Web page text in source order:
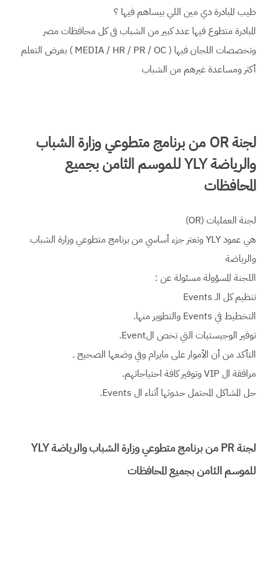
طيب المبادرة دي مين اللي بيساهم فيها ؟
المبادرة متطوع فيها عدد كبير من الشباب فى كل محافظات مصر
وتخصصات اللجان فيها ( MEDIA / HR / PR / OC ) بغرض التعلم
أكثر ومساعدة غيرهم من الشباب
لجنة OR من برنامج متطوعي وزارة الشباب
والرياضة YLY للموسم الثامن بجميع
المحافظات
لجنة العمليات (OR)
هي عمود YLY وتعتر جزء أساسي من برنامج متطوعي وزارة الشباب
والرياضة
اللجنة المسؤولة مسئولة عن :
تنظيم كل الـ Events
التخطيط في Events والتطوير منها.
توفير الوجيستيات التي تخص الEvent.
التأكد من أن الأموار على مايرام وفي وضعها الصحيح .
مرافقة ال VIP وتوفير كافة احتياجاتهم.
حل المشاكل المحتمل حدوثها أثناء ال Events.
لجنة PR من برنامج متطوعي وزارة الشباب والرياضة YLY
للموسم الثامن بجميع المحافظات